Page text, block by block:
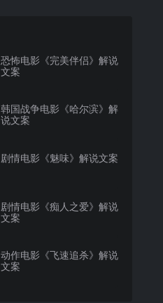
恐怖电影《完美伴侣》解说
文案
韩国战争电影《哈尔滨》解
说文案
剧情电影《魅味》解说文案
剧情电影《痴人之爱》解说
文案
动作电影《飞速追杀》解说
文案